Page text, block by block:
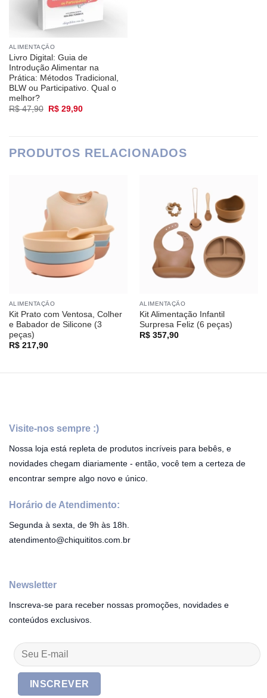
ALIMENTAÇÃO
Livro Digital: Guia de
Introdução Alimentar na
Prática: Métodos Tradicional,
BLW ou Participativo. Qual o
melhor?
R$47,90
O
R$29,90O
PRODUTOS RELACIONADOS
ALIMENTAÇÃO
Kit Prato com Ventosa, Colher
e Babador de Silicone (3
peças)
R$217,90
ALIMENTAÇÃO
Kit Alimentação Infantil
Surpresa Feliz (6 peças)
R$357,90
Visite-nos sempre :)
Nossa loja está repleta de produtos incríveis para bebês, e
novidades chegam diariamente - então, você tem a certeza de
encontrar sempre algo novo e único.
Horário de Atendimento:
Segunda à sexta, de 9h às 18h.
atendimento@chiquititos.com.br
Newsletter
Inscreva-se para receber nossas promoções, novidades e
conteúdos exclusivos.